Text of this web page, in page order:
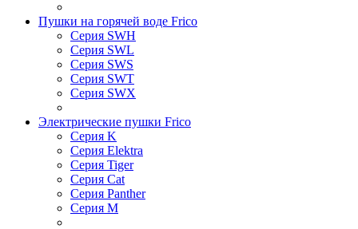
Пушки на горячей воде Frico
Серия SWH
Серия SWL
Серия SWS
Серия SWT
Серия SWX
Электрические пушки Frico
Серия K
Серия Elektra
Серия Tiger
Серия Cat
Серия Panther
Серия M